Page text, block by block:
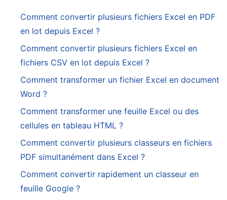
Comment convertir plusieurs fichiers Excel en PDF
en lot depuis Excel ?
Comment convertir plusieurs fichiers Excel en
fichiers CSV en lot depuis Excel ?
Comment transformer un fichier Excel en document
Word ?
Comment transformer une feuille Excel ou des
cellules en tableau HTML ?
Comment convertir plusieurs classeurs en fichiers
PDF simultanément dans Excel ?
Comment convertir rapidement un classeur en
feuille Google ?